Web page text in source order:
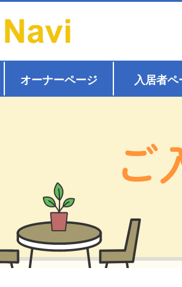
オーナーページ 入居者ペ